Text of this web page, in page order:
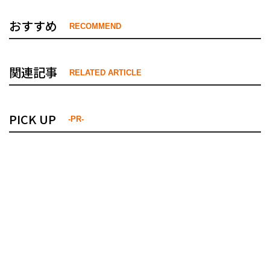
おすすめ RECOMMEND
関連記事 RELATED ARTICLE
PICK UP -PR-